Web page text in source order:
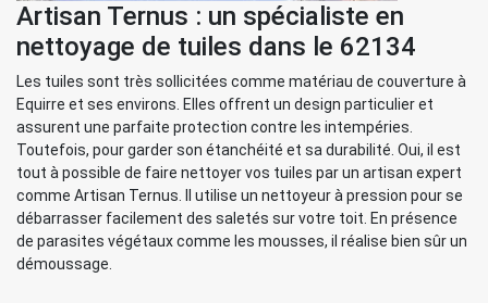
Artisan Ternus : un spécialiste en
nettoyage de tuiles dans le 62134
Les tuiles sont très sollicitées comme matériau de couverture à
Equirre et ses environs. Elles offrent un design particulier et
assurent une parfaite protection contre les intempéries.
Toutefois, pour garder son étanchéité et sa durabilité. Oui, il est
tout à possible de faire nettoyer vos tuiles par un artisan expert
comme Artisan Ternus. Il utilise un nettoyeur à pression pour se
débarrasser facilement des saletés sur votre toit. En présence
de parasites végétaux comme les mousses, il réalise bien sûr un
démoussage.